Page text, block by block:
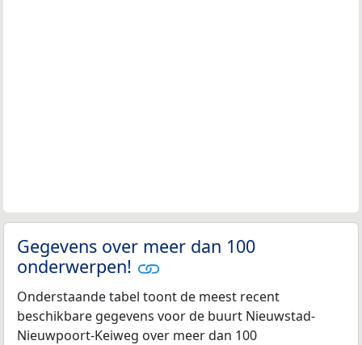
Gegevens over meer dan 100
onderwerpen!
Onderstaande tabel toont de meest recent
beschikbare gegevens voor de buurt Nieuwstad-
Nieuwpoort-Keiweg over meer dan 100